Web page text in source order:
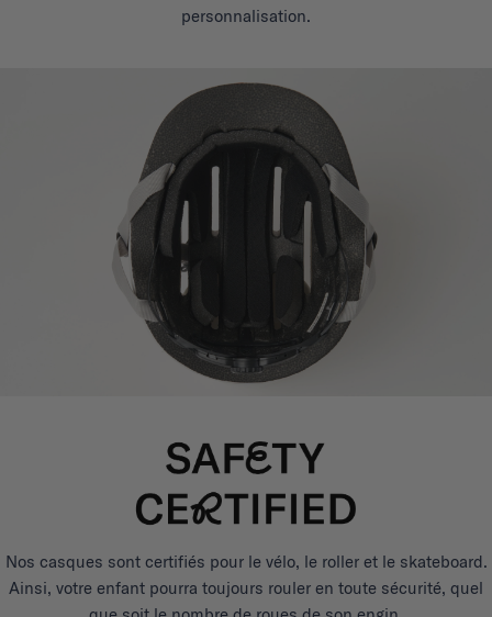
personnalisation.
Nos casques sont certifiés pour le vélo, le roller et le skateboard.
Ainsi, votre enfant pourra toujours rouler en toute sécurité, quel